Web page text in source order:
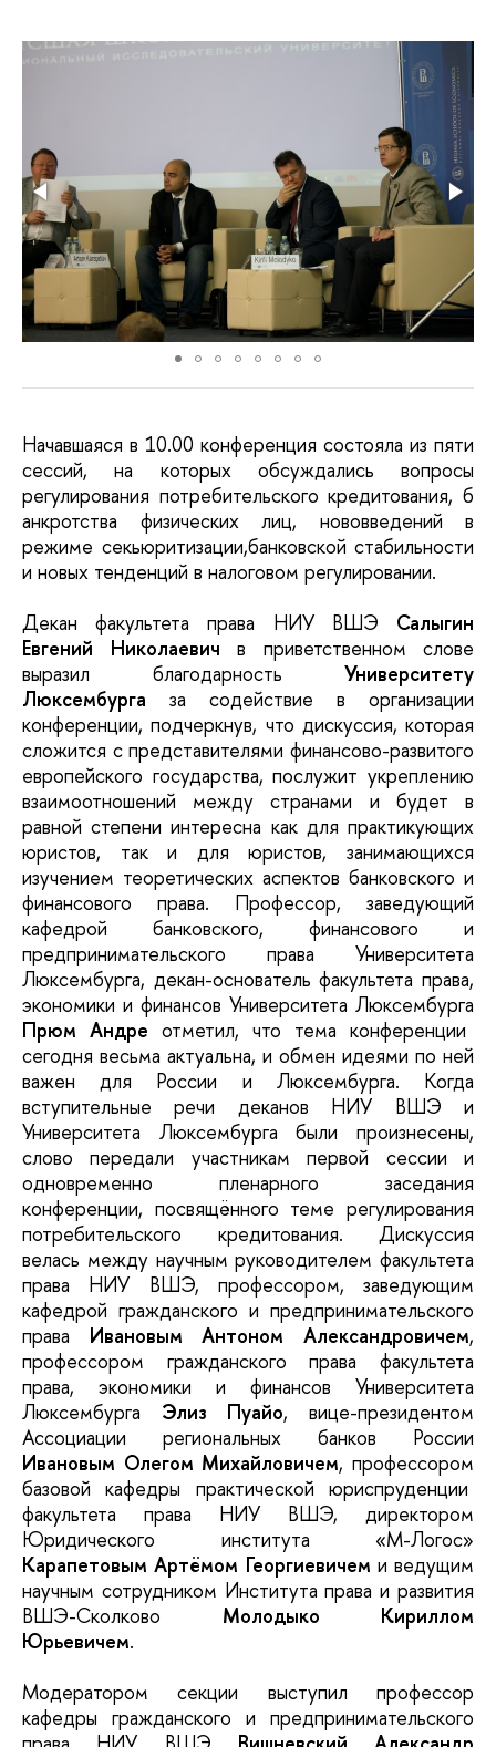
Начавшаяся в 10.00 конференция состояла из пяти
сессий, на которых обсуждались вопросы
регулирования потребительского кредитования, б
анкротства физических лиц, нововведений в
режиме секьюритизации,банковской стабильности
и новых тенденций в налоговом регулировании.
Декан факультета права НИУ ВШЭ Салыгин
Евгений Николаевич в приветственном слове
выразил благодарность Университету
Люксембурга за содействие в организации
конференции, подчеркнув, что дискуссия, которая
сложится с представителями финансово-развитого
европейского государства, послужит укреплению
взаимоотношений между странами и будет в
равной степени интересна как для практикующих
юристов, так и для юристов, занимающихся
изучением теоретических аспектов банковского и
финансового права. Профессор, заведующий
кафедрой банковского, финансового и
предпринимательского права Университета
Люксембурга, декан-основатель факультета права,
экономики и финансов Университета Люксембурга
Прюм Андре отметил, что тема конференции
сегодня весьма актуальна, и обмен идеями по ней
важен для России и Люксембурга. Когда
вступительные речи деканов НИУ ВШЭ и
Университета Люксембурга были произнесены,
слово передали участникам первой сессии и
одновременно пленарного заседания
конференции, посвящённого теме регулирования
потребительского кредитования. Дискуссия
велась между научным руководителем факультета
права НИУ ВШЭ, профессором, заведующим
кафедрой гражданского и предпринимательского
права Ивановым Антоном Александровичем,
профессором гражданского права факультета
права, экономики и финансов Университета
Люксембурга Элиз Пуайо, вице-президентом
Ассоциации региональных банков России
Ивановым Олегом Михайловичем, профессором
базовой кафедры практической юриспруденции
факультета права НИУ ВШЭ, директором
Юридического института «М-Логос»
Карапетовым Артёмом Георгиевичем и ведущим
научным сотрудником Института права и развития
ВШЭ-Сколково Молодыко Кириллом
Юрьевичем.
Модератором секции выступил профессор
кафедры гражданского и предпринимательского